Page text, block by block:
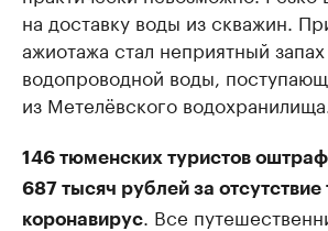
на доставку воды из скважин.
ажиотажа стал неприятный запах
водопроводной воды,
из Метелёвского водохранилища.
146 тюменских туристов
687 тысяч рублей за отсутствие
коронавирус
. Все